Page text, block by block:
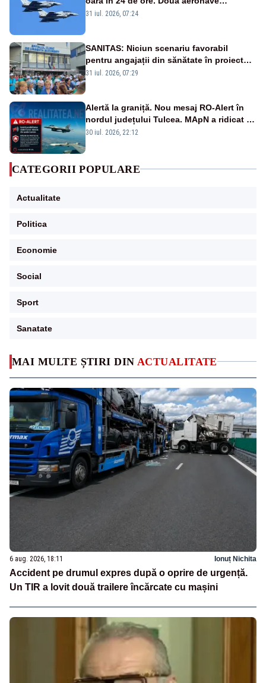
MAI MULTE ȘTIRI DIN ACTUALITATE
6 aug. 2026, 18:11 Ionuț Nichita
Accident pe drumul expres după o oprire de urgență.
Un TIR a lovit două trailere încărcate cu mașini
Eurofighter britanice au fost ridicate de la
31 iul. 2026, 07:24
SANITAS: Niciun scenariu favorabil
pentru angajații din sănătate în proiectul
Legii salarizării
31 iul. 2026, 07:29
Alertă la graniță. Nou mesaj RO-Alert în
nordul județului Tulcea. MApN a ridicat de
la sol două avioane F-16
30 iul. 2026, 22:12
CATEGORII POPULARE
Actualitate
Politica
Economie
Social
Sport
Sanatate